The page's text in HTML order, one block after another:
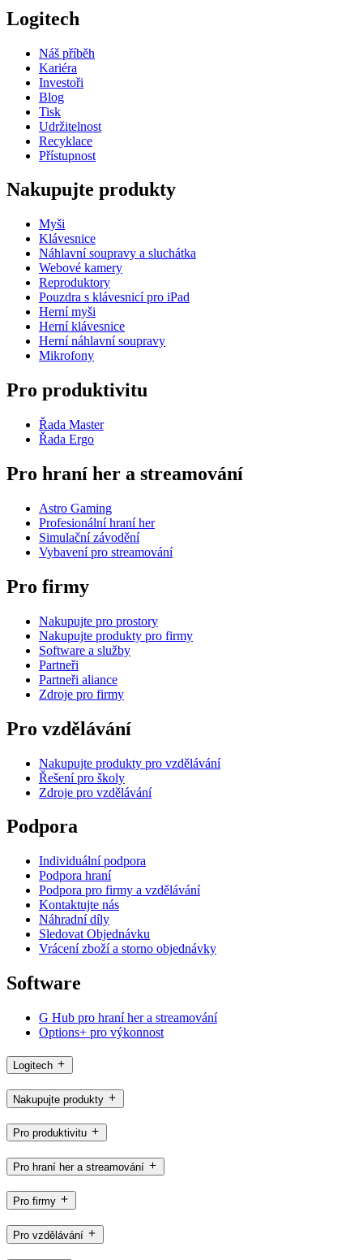
Logitech
Náš příběh
Kariéra
Investoři
Blog
Tisk
Udržitelnost
Recyklace
Přístupnost
Nakupujte produkty
Myši
Klávesnice
Náhlavní soupravy a sluchátka
Webové kamery
Reproduktory
Pouzdra s klávesnicí pro iPad
Herní myši
Herní klávesnice
Herní náhlavní soupravy
Mikrofony
Pro produktivitu
Řada Master
Řada Ergo
Pro hraní her a streamování
Astro Gaming
Profesionální hraní her
Simulační závodění
Vybavení pro streamování
Pro firmy
Nakupujte pro prostory
Nakupujte produkty pro firmy
Software a služby
Partneři
Partneři aliance
Zdroje pro firmy
Pro vzdělávání
Nakupujte produkty pro vzdělávání
Řešení pro školy
Zdroje pro vzdělávání
Podpora
Individuální podpora
Podpora hraní
Podpora pro firmy a vzdělávání
Kontaktujte nás
Náhradní díly
Sledovat Objednávku
Vrácení zboží a storno objednávky
Software
G Hub pro hraní her a streamování
Options+ pro výkonnost
Logitech
Nakupujte produkty
Pro produktivitu
Pro hraní her a streamování
Pro firmy
Pro vzdělávání